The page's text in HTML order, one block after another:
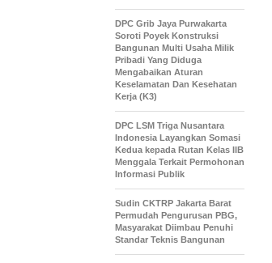
DPC Grib Jaya Purwakarta
Soroti Poyek Konstruksi
Bangunan Multi Usaha Milik
Pribadi Yang Diduga
Mengabaikan Aturan
Keselamatan Dan Kesehatan
Kerja (K3)
DPC LSM Triga Nusantara
Indonesia Layangkan Somasi
Kedua kepada Rutan Kelas IIB
Menggala Terkait Permohonan
Informasi Publik
Sudin CKTRP Jakarta Barat
Permudah Pengurusan PBG,
Masyarakat Diimbau Penuhi
Standar Teknis Bangunan